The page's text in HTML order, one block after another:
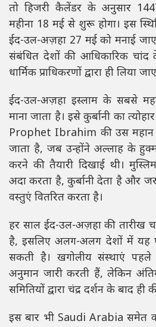
तो हिजरी कैलेंडर के अनुसार
महीना 18 मई से शुरू होगा। इस
ईद-उल-अज़हा 27 मई को मनाई
संबंधित देशों की आधिकारिक चांद
धार्मिक प्राधिकरणों द्वारा ही लिया
ईद-उल-अज़हा इस्लाम के सबसे
माना जाता है। इसे कुर्बानी का
Prophet Ibrahim की उस महान
जाता है, जब उन्होंने अल्लाह के
करने की तैयारी दिखाई थी।
अदा करता है, कुर्बानी देता है और
वस्तुएं वितरित करता है।
हर साल ईद-उल-अज़हा की तारीख
है, इसलिए अलग-अलग देशों में यह
सकती है। खगोलीय संस्थाएं पहले
अनुमान जारी करती हैं, लेकिन
समितियों द्वारा चंद्र दर्शन के बाद ही
इस बार भी Saudi Arabia समेत